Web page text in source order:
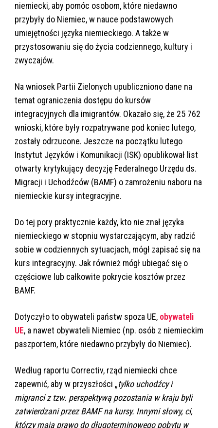
niemiecki, aby pomóc osobom, które niedawno
przybyły do Niemiec, w nauce podstawowych
umiejętności języka niemieckiego. A także w
przystosowaniu się do życia codziennego, kultury i
zwyczajów.
Na wniosek Partii Zielonych upubliczniono dane na
temat ograniczenia dostępu do kursów
integracyjnych dla imigrantów. Okazało się, że 25 762
wnioski, które były rozpatrywane pod koniec lutego,
zostały odrzucone. Jeszcze na początku lutego
Instytut Języków i Komunikacji (ISK) opublikował list
otwarty krytykujący decyzję Federalnego Urzędu ds.
Migracji i Uchodźców (BAMF) o zamrożeniu naboru na
niemieckie kursy integracyjne.
Do tej pory praktycznie każdy, kto nie znał języka
niemieckiego w stopniu wystarczającym, aby radzić
sobie w codziennych sytuacjach, mógł zapisać się na
kurs integracyjny. Jak również mógł ubiegać się o
częściowe lub całkowite pokrycie kosztów przez
BAMF.
Dotyczyło to obywateli państw spoza UE, obywateli
UE, a nawet obywateli Niemiec (np. osób z niemieckim
paszportem, które niedawno przybyły do Niemiec).
Według raportu Correctiv, rząd niemiecki chce
zapewnić, aby w przyszłości „tylko uchodźcy i
migranci z tzw. perspektywą pozostania w kraju byli
zatwierdzani przez BAMF na kursy. Innymi słowy, ci,
którzy mają prawo do długoterminowego pobytu w